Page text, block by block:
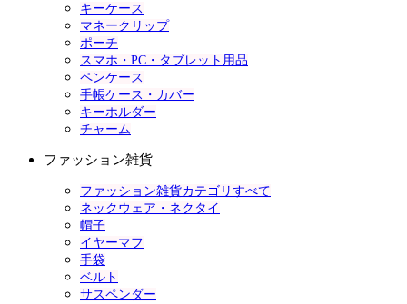
キーケース
マネークリップ
ポーチ
スマホ・PC・タブレット用品
ペンケース
手帳ケース・カバー
キーホルダー
チャーム
ファッション雑貨
ファッション雑貨カテゴリすべて
ネックウェア・ネクタイ
帽子
イヤーマフ
手袋
ベルト
サスペンダー